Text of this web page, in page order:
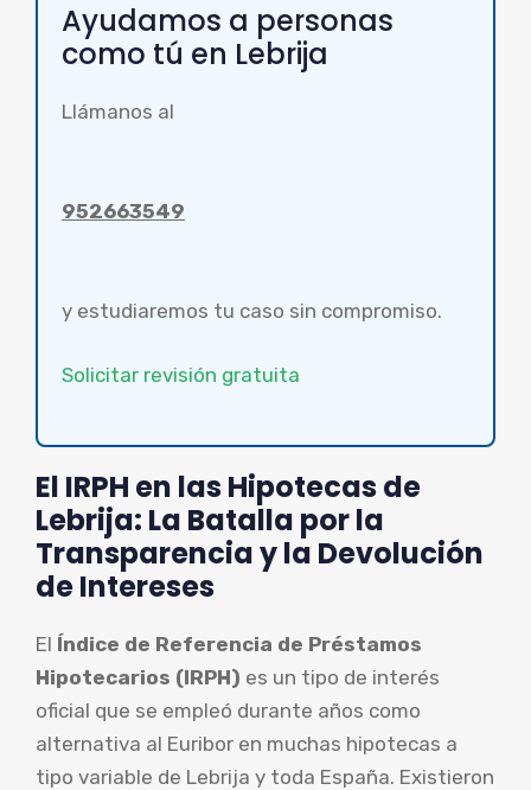
Ayudamos a personas
como tú en Lebrija
Llámanos al
952663549
y estudiaremos tu caso sin compromiso.
Solicitar revisión gratuita
El IRPH en las Hipotecas de
Lebrija: La Batalla por la
Transparencia y la Devolución
de Intereses
El Índice de Referencia de Préstamos
Hipotecarios (IRPH) es un tipo de interés
oficial que se empleó durante años como
alternativa al Euribor en muchas hipotecas a
tipo variable de Lebrija y toda España. Existieron